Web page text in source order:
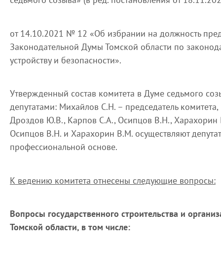
от 14.10.2021 № 12 «Об избрании на должность
Законодательной Думы Томской области по
устройству и безопасности».
Утвержденный состав комитета в Думе седьмого
депутатами: Михайлов С.Н. – председатель
Дроздов Ю.В., Карпов С.А., Осипцов В.Н.,
Осипцов В.Н. и Харахорин В.М. осуществляют
профессиональной основе.
К ведению комитета отнесены следующие вопросы:
Вопросы государственного строительства и
Томской области, в том числе: